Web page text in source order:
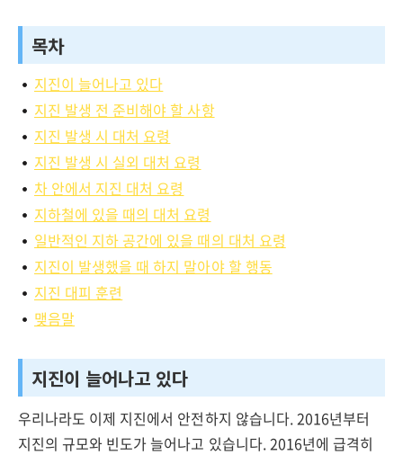
목차
지진이 늘어나고 있다
지진 발생 전 준비해야 할 사항
지진 발생 시 대처 요령
지진 발생 시 실외 대처 요령
차 안에서 지진 대처 요령
지하철에 있을 때의 대처 요령
일반적인 지하 공간에 있을 때의 대처 요령
지진이 발생했을 때 하지 말아야 할 행동
지진 대피 훈련
맺음말
지진이 늘어나고 있다
우리나라도 이제 지진에서 안전하지 않습니다. 2016년부터
지진의 규모와 빈도가 늘어나고 있습니다. 2016년에 급격히